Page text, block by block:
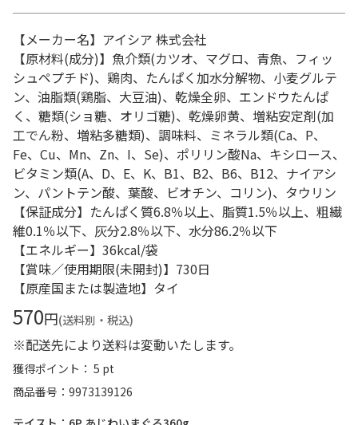
【メーカー名】アイシア 株式会社
【原材料(成分)】魚介類(カツオ、マグロ、青魚、フィッ
シュペプチド)、鶏肉、たんぱく加水分解物、小麦グルテ
ン、油脂類(鶏脂、大豆油)、乾燥全卵、エンドウたんぱ
く、糖類(ショ糖、オリゴ糖)、乾燥卵黄、増粘安定剤(加
工でん粉、増粘多糖類)、調味料、ミネラル類(Ca、P、
Fe、Cu、Mn、Zn、I、Se)、ポリリン酸Na、キシロース、
ビタミン類(A、D、E、K、B1、B2、B6、B12、ナイアシ
ン、パントテン酸、葉酸、ビオチン、コリン)、タウリン
【保証成分】たんぱく質6.8％以上、脂質1.5％以上、粗繊
維0.1％以下、灰分2.8％以下、水分86.2％以下
【エネルギー】36kcal/袋
【賞味／使用期限(未開封)】730日
【原産国または製造地】タイ
570円(送料別・税込)
※配送先により送料は変動いたします。
獲得ポイント： 5 pt
商品番号
9973139126